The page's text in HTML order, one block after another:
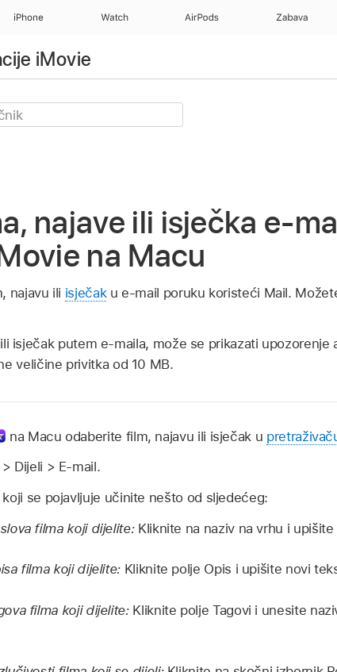
iPhone Watch AirPods Zabava
iMovie
najave ili isječka e-
na Macu
najavu ili isječaku e-mail poruku koristeći Mail.
isječak putem e-maila, može se prikazati upozorenje
veličine privitka od 10 MB.
na Macu odaberite film, najavu ili isječak u
Dijeli > E-mail.
se pojavljuje učinite nešto od sljedećeg:
filma koji dijelite: Kliknite na naziv na vrhu i upišite
filma koji dijelite: Kliknite polje Opis i upišite novi
filma koji dijelite: Kliknite polje Tagovi i unesite